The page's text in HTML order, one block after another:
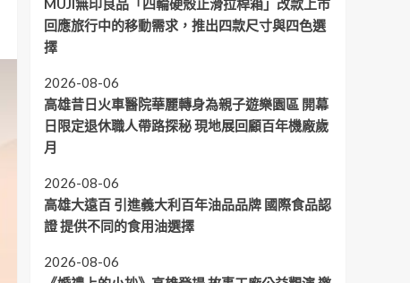
MUJI無印良品「四輪硬殼止滑拉桿箱」改款上市
回應旅行中的移動需求，推出四款尺寸與四色選
擇
2026-08-06
高雄昔日火車醫院華麗轉身為親子遊樂園區 開幕
日限定退休職人帶路探秘 現地展回顧百年機廠歲
月
2026-08-06
高雄大遠百 引進義大利百年油品品牌 國際食品認
證 提供不同的食用油選擇
2026-08-06